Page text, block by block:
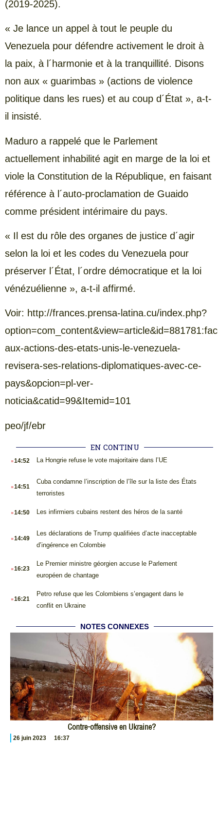
(2019-2025).
« Je lance un appel à tout le peuple du
Venezuela pour défendre activement le droit à
la paix, à l´harmonie et à la tranquillité. Disons
non aux « guarimbas » (actions de violence
politique dans les rues) et au coup d´État », a-t-
il insisté.
Maduro a rappelé que le Parlement
actuellement inhabilité agit en marge de la loi et
viole la Constitution de la République, en faisant
référence à l´auto-proclamation de Guaido
comme président intérimaire du pays.
« Il est du rôle des organes de justice d´agir
selon la loi et les codes du Venezuela pour
préserver l´État, l´ordre démocratique et la loi
vénézuélienne », a-t-il affirmé.
Voir: http://frances.prensa-latina.cu/index.php?
aux-actions-des-etats-unis-le-venezuela-
revisera-ses-relations-diplomatiques-avec-ce-
pays&opcion=pl-ver-
noticia&catid=99&Itemid=101
peo/jf/ebr
EN CONTINU
.14:52 La Hongrie refuse le vote majoritaire dans l’UE
.14:51
Cuba condamne l’inscription de l’île sur la liste des États
terroristes
.14:50 Les infirmiers cubains restent des héros de la santé
.14:49
Les déclarations de Trump qualifiées d’acte inacceptable
d’ingérence en Colombie
.16:23
Le Premier ministre géorgien accuse le Parlement
européen de chantage
.16:21
Petro refuse que les Colombiens s’engagent dans le
conflit en Ukraine
NOTES CONNEXES
Contre-offensive en Ukraine?
26 juin 2023 16:37